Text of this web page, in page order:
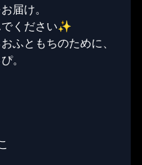
届け。
ください✨️
ふともちのために、
。